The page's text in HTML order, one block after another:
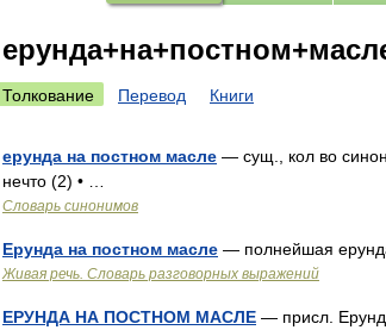
Толкование Перевод Книги
ерунда на постном масле — сущ., кол во
нечто (2) • …
Словарь синонимов
Ерунда на постном масле — полнейшая
Живая речь. Словарь разговорных выражений
ЕРУНДА НА ПОСТНОМ МАСЛЕ — присл.